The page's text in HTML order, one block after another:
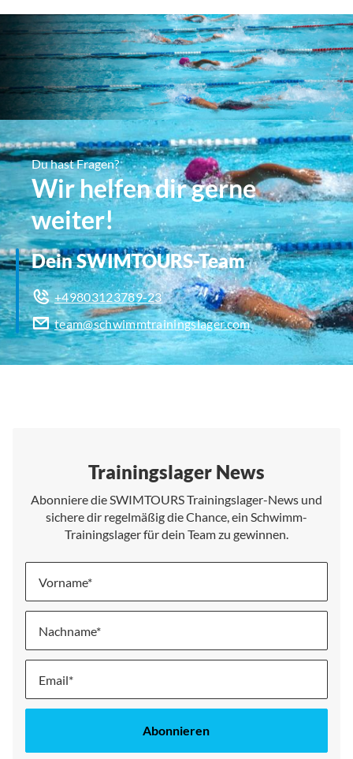
Du hast Fragen?
Wir helfen dir gerne
weiter!
Dein SWIMTOURS-Team
+49803123789-23
team@schwimmtrainingslager.com
Trainingslager News
Abonniere die SWIMTOURS Trainingslager-News und
sichere dir regelmäßig die Chance, ein Schwimm-
Trainingslager für dein Team zu gewinnen.
Vorname
Nachname
Melde
für
Abonnieren